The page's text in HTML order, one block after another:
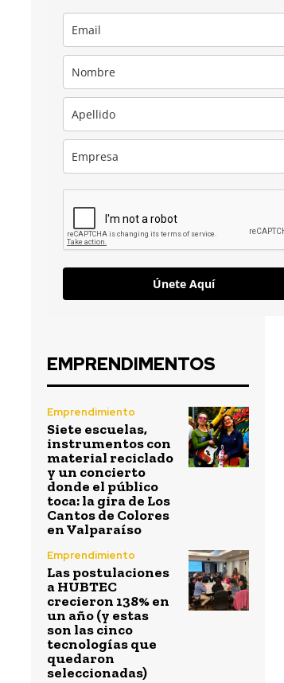
Únete Aquí
EMPRENDIMENTOS
Emprendimiento
Siete escuelas,
instrumentos con
material reciclado
y un concierto
donde el público
toca: la gira de Los
Cantos de Colores
en Valparaíso
Emprendimiento
Las postulaciones
a HUBTEC
crecieron 138% en
un año (y estas
son las cinco
tecnologías que
quedaron
seleccionadas)